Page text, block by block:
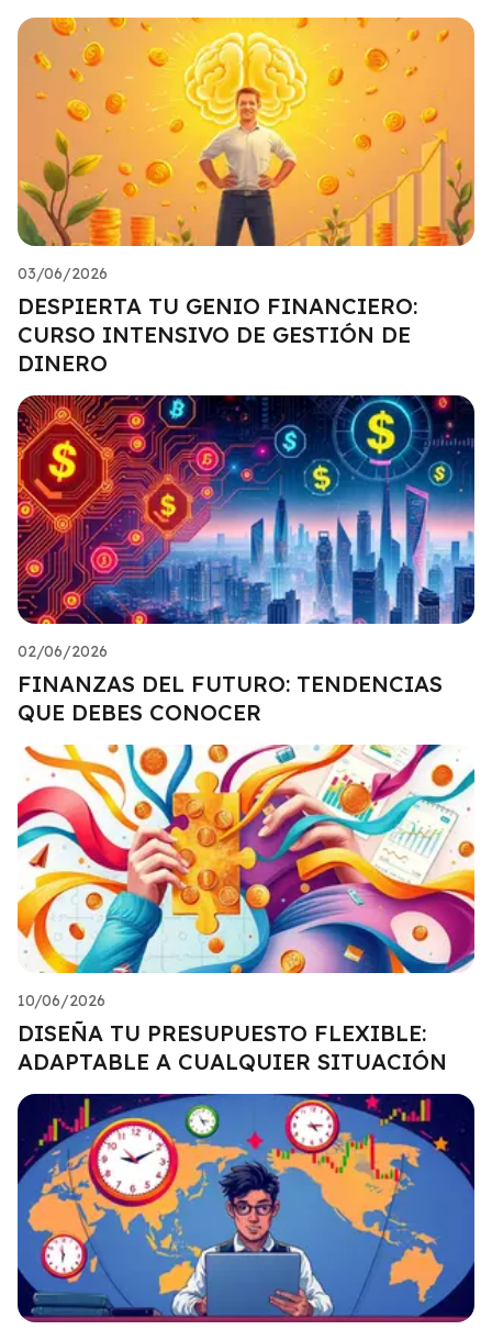
03/06/2026
DESPIERTA TU GENIO FINANCIERO:
CURSO INTENSIVO DE GESTIÓN DE
DINERO
02/06/2026
FINANZAS DEL FUTURO: TENDENCIAS
QUE DEBES CONOCER
10/06/2026
DISEÑA TU PRESUPUESTO FLEXIBLE:
ADAPTABLE A CUALQUIER SITUACIÓN